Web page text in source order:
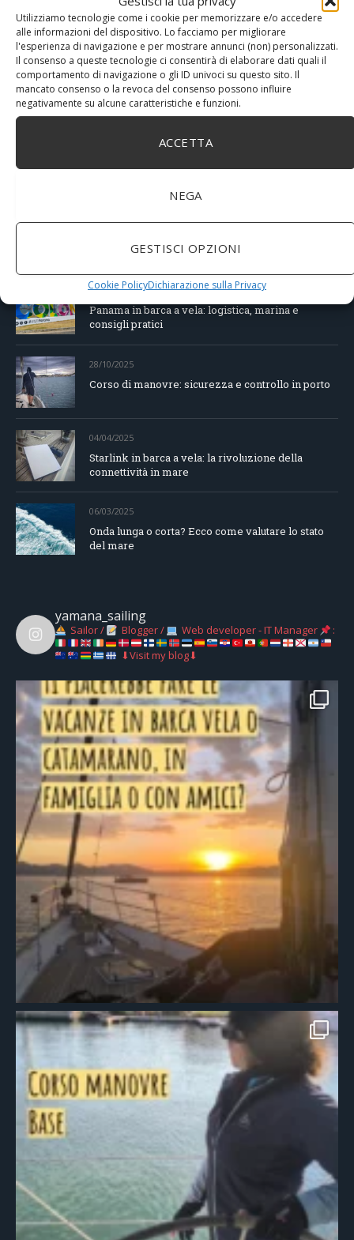
Utilizziamo tecnologie come i cookie per memorizzare e/o accedere
alle informazioni del dispositivo. Lo facciamo per migliorare
l'esperienza di navigazione e per mostrare annunci (non) personalizzati.
Il consenso a queste tecnologie ci consentirà di elaborare dati quali il
comportamento di navigazione o gli ID univoci su questo sito. Il
mancato consenso o la revoca del consenso possono influire
negativamente su alcune caratteristiche e funzioni.
ACCETTA
NEGA
GESTISCI OPZIONI
Cookie PolicyDichiarazione sulla Privacy
05/01/2026
Panama in barca a vela: logistica, marina e
consigli pratici
28/10/2025
Corso di manovre: sicurezza e controllo in porto
04/04/2025
Starlink in barca a vela: la rivoluzione della
connettività in mare
06/03/2025
Onda lunga o corta? Ecco come valutare lo stato
del mare
yamana_sailing
Sailor / Blogger / Web developer - IT Manager
:
⬇Visit my blog⬇